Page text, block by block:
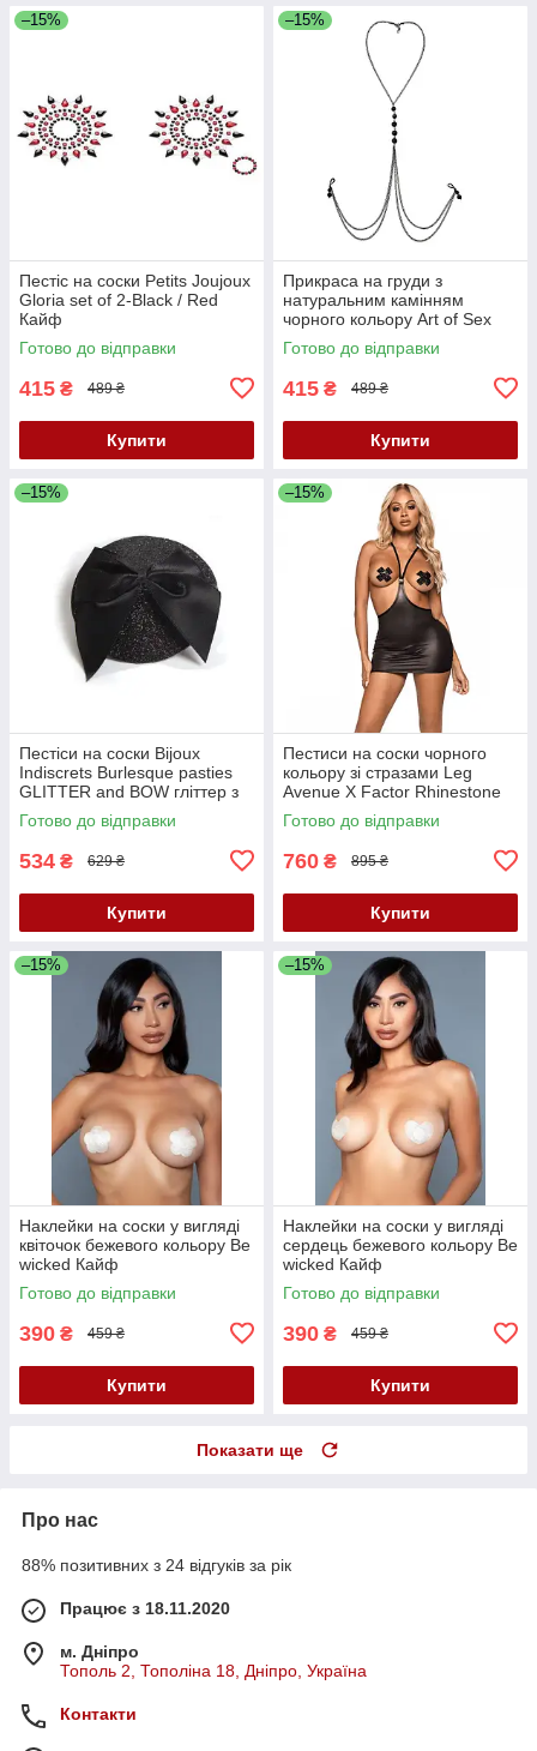
–15%
Пестіс на соски Petits Joujoux
Gloria set of 2-Black / Red
Кайф
Готово до відправки
415 ₴ 489 ₴
Купити
–15%
Прикраса на груди з
натуральним камінням
чорного кольору Art of Sex
Кайф
Готово до відправки
415 ₴ 489 ₴
Купити
–15%
Пестіси на соски Bijoux
Indiscrets Burlesque pasties
GLITTER and BOW гліттер з
бантиком Кайф
Готово до відправки
534 ₴ 629 ₴
Купити
–15%
Пестиси на соски чорного
кольору зі стразами Leg
Avenue X Factor Rhinestone
Nipple Covers розмір Оne size
Кайф
Готово до відправки
760 ₴ 895 ₴
Купити
–15%
Наклейки на соски у вигляді
квіточок бежевого кольору Be
wicked Кайф
Готово до відправки
390 ₴ 459 ₴
Купити
–15%
Наклейки на соски у вигляді
сердець бежевого кольору Be
wicked Кайф
Готово до відправки
390 ₴ 459 ₴
Купити
Показати ще
Про нас
88% позитивних з 24 відгуків за рік
Працює з 18.11.2020
м. Дніпро
Тополь 2, Тополіна 18, Дніпро, Україна
Контакти